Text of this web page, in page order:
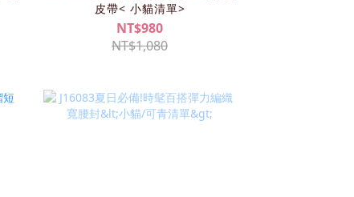
皮帶< 小貓清單>
NT$980
NT$1,080